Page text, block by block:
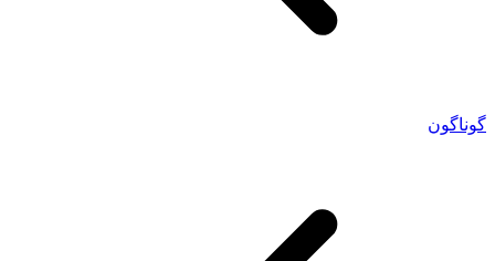
گوناگون